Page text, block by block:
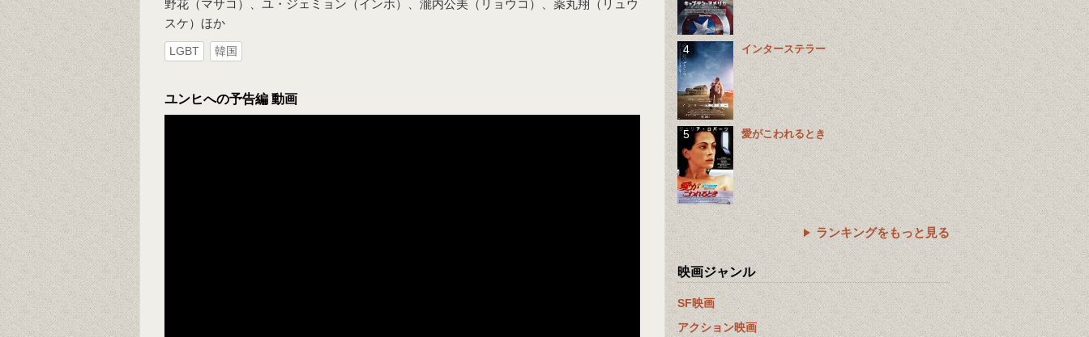
野花（マサコ）、ユ・ジェミョン（インホ）、瀧内公美（リョウコ）、薬丸翔（リュウ
スケ）ほか
LGBT 韓国
ユンヒへの予告編 動画
インターステラー
愛がこわれるとき
ランキングをもっと見る
映画ジャンル
SF映画
アクション映画